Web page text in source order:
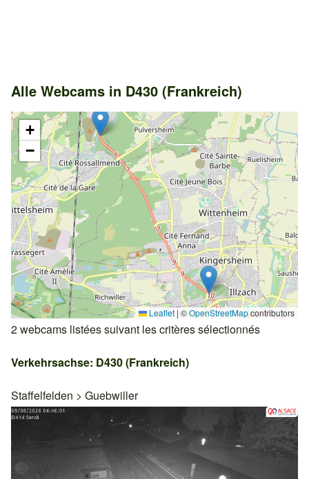
Alle Webcams in D430 (Frankreich)
+
−
Leaflet | ©OpenStreetMapcontributors
2 webcams listées suivant les critères sélectionnés
Verkehrsachse: D430 (Frankreich)
Staffelfelden > Guebwiller